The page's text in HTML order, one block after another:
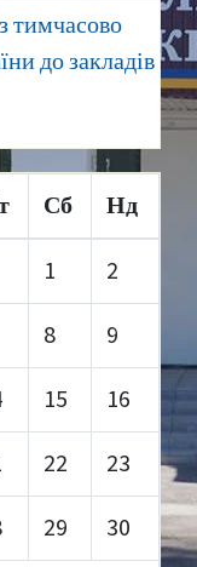
тимчасово
до закладів
Сб Нд
1 2
8 9
15 16
22 23
29 30